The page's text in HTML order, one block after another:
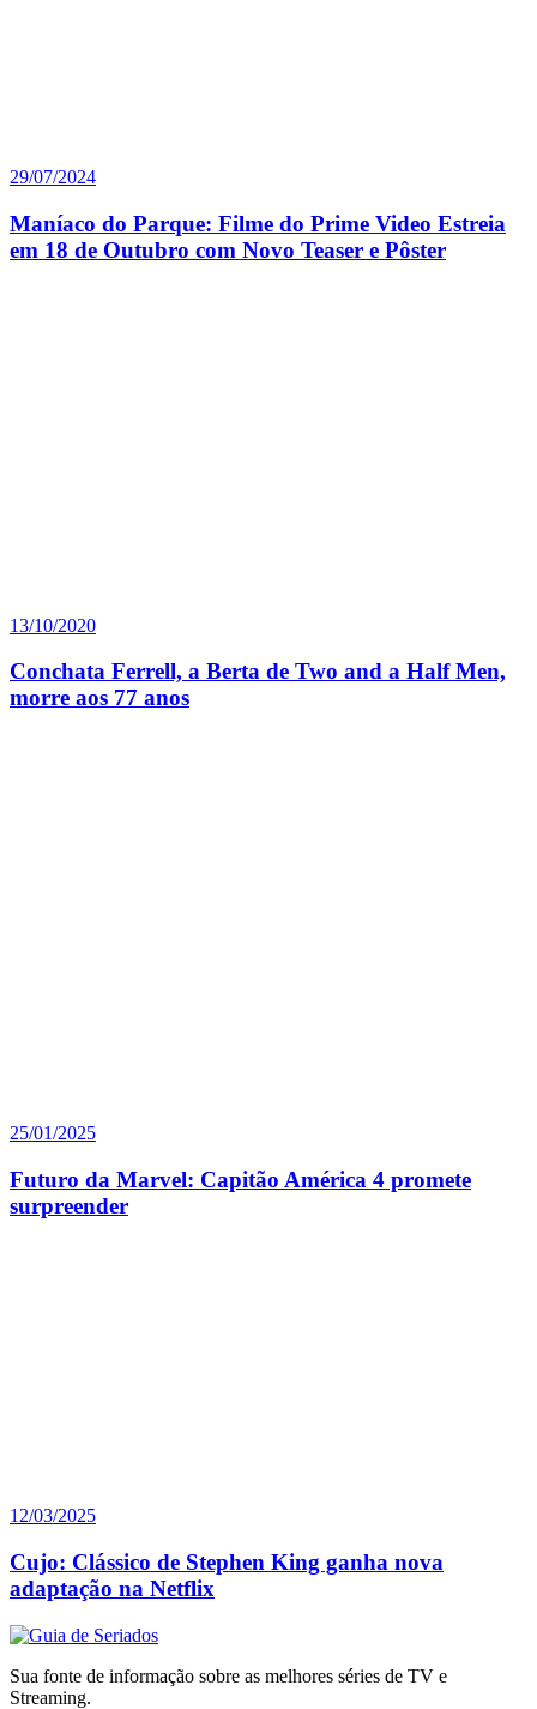
29/07/2024
Maníaco do Parque: Filme do Prime Video Estreia
em 18 de Outubro com Novo Teaser e Pôster
13/10/2020
Conchata Ferrell, a Berta de Two and a Half Men,
morre aos 77 anos
25/01/2025
Futuro da Marvel: Capitão América 4 promete
surpreender
12/03/2025
Cujo: Clássico de Stephen King ganha nova
adaptação na Netflix
Sua fonte de informação sobre as melhores séries de TV e
Streaming.